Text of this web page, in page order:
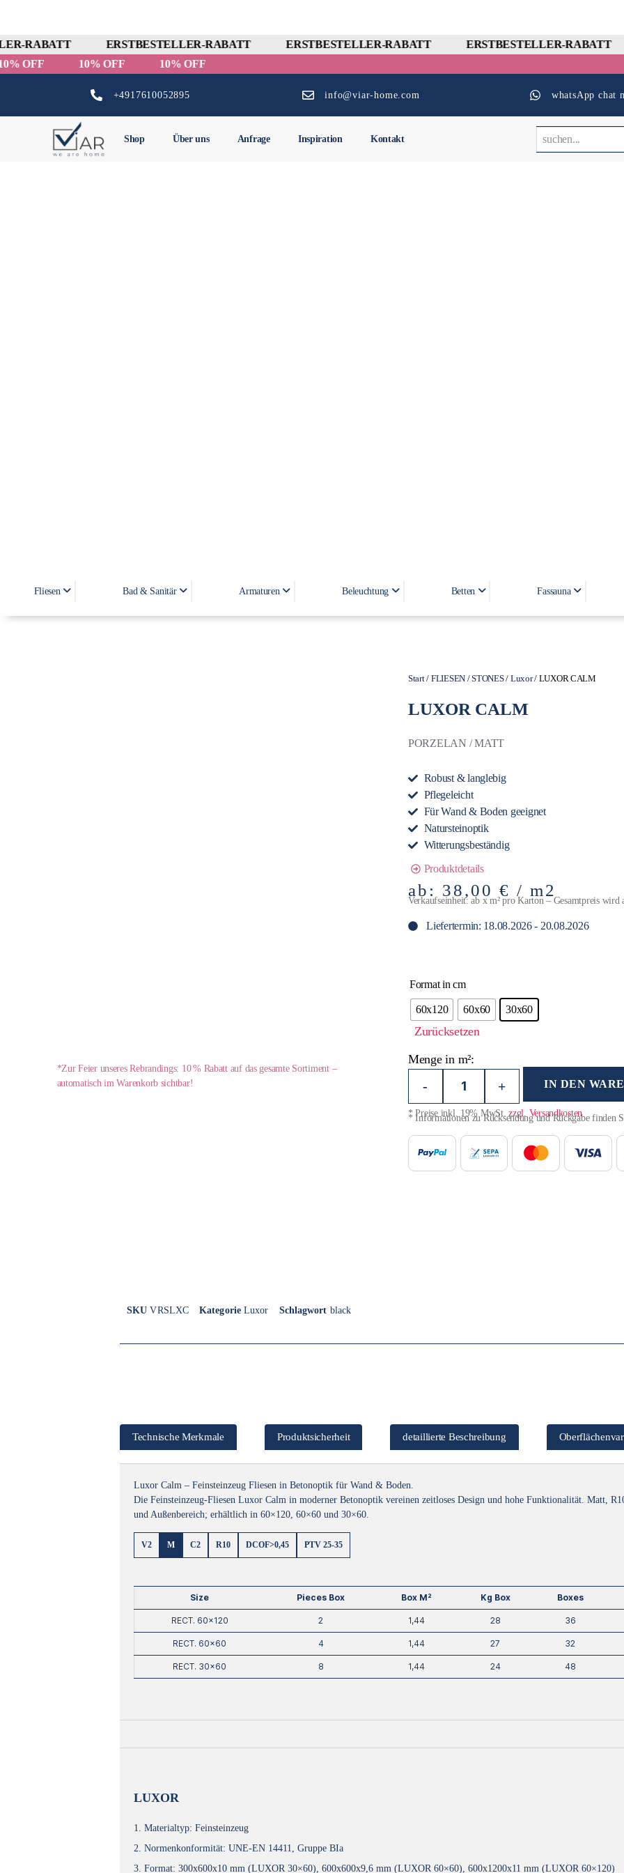
RABATT ERSTBESTELLER-RABATT ERSTBESTELLER-RABATT
ERSTBESTELLER-RABATT
10% OFF
10% OFF 10% OFF
+4917610052895 info@viar-home.com whatsApp chat
Shop Über uns Anfrage Inspiration Kontakt
Fliesen Bad & Sanitär Armaturen Beleuchtung Betten Fassauna
*Zur Feier unseres Rebrandings: 10 % Rabatt auf das gesamte Sortiment –
automatisch im Warenkorb sichtbar!
Start/ FLIESEN /STONES/ Luxor/ LUXOR CALM
LUXOR CALM
PORZELAN / MATT
Robust & langlebig
Pflegeleicht
Für Wand & Boden geeignet
Natursteinoptik
Witterungsbeständig
Produktdetails
ab: 38,00€ / m2
Verkaufseinheit: ab x m² pro Karton – Gesamtpreis wird
Liefertermin: 18.08.2026 - 20.08.2026
Format in cm
60x120 60x60 30x60
Zurücksetzen
Menge in m²:
- + IN DEN
* Preise inkl. 19% MwSt.zzgl. Versandkosten
* Informationen zu Rücksendung und Rückgabe finden
SKUVRSLXC Kategorie Luxor Schlagwort black
Technische Merkmale Produktsicherheit detaillierte Beschreibung
Luxor Calm – Feinsteinzeug Fliesen in Betonoptik für Wand & Boden.
Die Feinsteinzeug-Fliesen Luxor Calm in moderner Betonoptik vereinen zeitloses Design und hohe Funktionalität. Matt,
und Außenbereich; erhältlich in 60×120, 60×60 und 30×60.
V2 M C2 R10 DCOF>0,45 PTV 25-35
Size Pieces Box Box M² Kg Box Boxes
RECT. 60×120 2 1,44 28 36
RECT. 60×60 4 1,44 27 32
RECT. 30×60 8 1,44 24 48
LUXOR
1. Materialtyp: Feinsteinzeug
2. Normenkonformität: UNE-EN 14411, Gruppe BIa
3. Format: 300x600x10 mm (LUXOR 30×60), 600x600x9,6 mm (LUXOR 60×60), 600x1200x11 mm (LUXOR 60×120)